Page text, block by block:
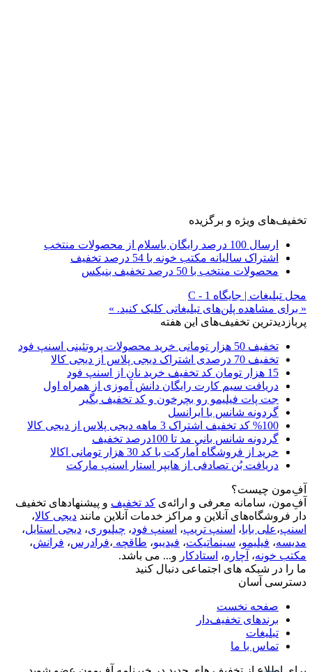
تخفیف‌های ویژه و برگزیده
ارسال 100 درصد رایگان باسلام از محصولات منتخب
اشتراک سالیانه مکتب خونه با 54 درصد تخفیف
محصولات منتخب با 50 درصد تخفیف بنیکس
محل تبلیغات | جایگاه C - 1
« برای مشاهده پلن‌های تبلیغاتی کلیک کنید. »
پربازدیدترین تخفیف‌های این هفته
تخفیف 50 هزار تومانی خرید محصولات پروتئینی اسنپ فود
تخفیف 70 درصدی اشتراک دیجی پلاس از دیجی کالا
15 هزار تومان کد تخفیف خرید نان از اسنپ فود
دریافت سیم کارت رایگان دانش آموزی از همراه اول
جت پات فیلیمو رو بچرخون و کد تخفیف بگیر
گردونه شانس با ایرانسل
%100 کد تخفیف اشتراک 3 ماهه دیجی پلاس از دیجی کالا
گردونه شانس بانی مد تا 100درصد تخفیف
خرید از فروشگاه اُمارکت با کد 30 هزار تومانی اکالا
دریافت بُن تصادفی از هایپر استار اسنپ مارکت
آفِ‌مون چیست؟
آفِ‌مون، سامانه معرفی و ارائه‌ی کد تخفیف و پیشنهادهای تخفیف
دار فروشگاه‌های آنلاین و مراکز خدمات آنلاین مانند دیجی کالا،
اسنپ،علی بابا، اسنپ تریپ، اسنپ فود، چیلیوری، دیجی استایل،
مدیسه، فیلیمو، سینماتیکت، فیدیبو، طاقچه ،فرادرس، فرانش،
مکتب خونه، آچاره، استادکار و... می باشد.
ما را در شبکه های اجتماعی دنبال کنید
دسترسی آسان
صفحه نخست
برندهای تخفیف‌دار
تبلیغات
تماس با ما